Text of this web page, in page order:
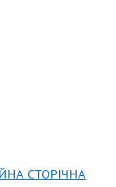
СТОРІЧНА